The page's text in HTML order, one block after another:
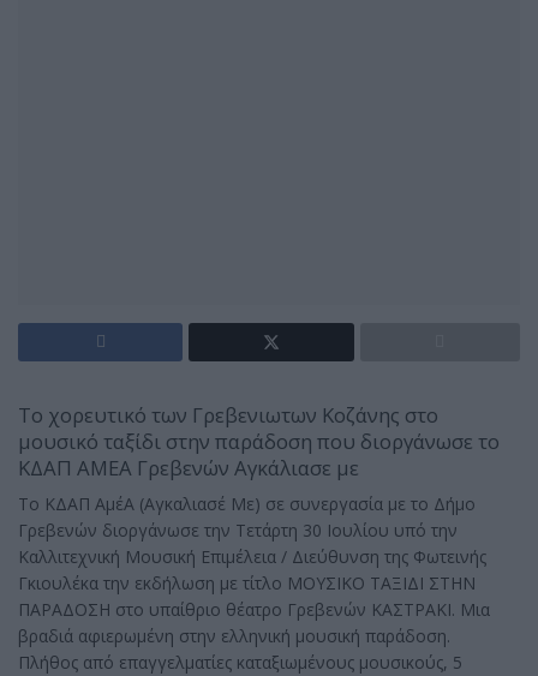
Το χορευτικό των Γρεβενιωτων Κοζάνης στο
μουσικό ταξίδι στην παράδοση που διοργάνωσε το
ΚΔΑΠ ΑΜΕΑ Γρεβενών Αγκάλιασε με
Το ΚΔΑΠ ΑμέΑ (Αγκαλιασέ Με) σε συνεργασία με το Δήμο
Γρεβενών διοργάνωσε την Τετάρτη 30 Ιουλίου υπό την
Καλλιτεχνική Μουσική Επιμέλεια / Διεύθυνση της Φωτεινής
Γκιουλέκα την εκδήλωση με τίτλο ΜΟΥΣΙΚΟ ΤΑΞΙΔΙ ΣΤΗΝ
ΠΑΡΑΔΟΣΗ στο υπαίθριο θέατρο Γρεβενών ΚΑΣΤΡΑΚΙ. Μια
βραδιά αφιερωμένη στην ελληνική μουσική παράδοση.
Πλήθος από επαγγελματίες καταξιωμένους μουσικούς, 5